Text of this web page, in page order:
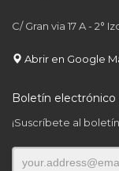
C/ Gran via 17 A - 2°
Abrir en Google
Boletín electrónico
¡Suscríbete al